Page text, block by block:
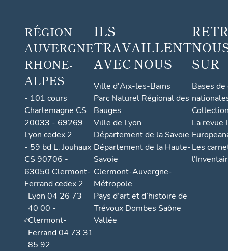
RÉGION
AUVERGNE
RHONE-
ALPES
- 101 cours
Charlemagne CS
20033 - 69269
Lyon cedex 2
- 59 bd L. Jouhaux
CS 90706 -
63050 Clermont-
Ferrand cedex 2
Lyon 04 26 73
40 00 -
Clermont-
Ferrand 04 73 31
85 92
ILS
TRAVAILLENT
AVEC NOUS
Ville d'Aix-les-Bains
Parc Naturel Régional des
Bauges
Ville de Lyon
Département de la Savoie
Département de la Haute-
Savoie
Clermont-Auvergne-
Métropole
Pays d’art et d’histoire de
Trévoux Dombes Saône
Vallée
SUR
Bases
La revue
Les